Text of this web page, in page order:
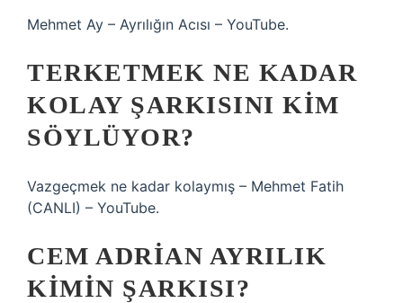
Mehmet Ay – Ayrılığın Acısı – YouTube.
TERKETMEK NE KADAR
KOLAY ŞARKISINI KIM
SÖYLÜYOR?
Vazgeçmek ne kadar kolaymış – Mehmet Fatih
(CANLI) – YouTube.
CEM ADRIAN AYRILIK
KIMIN ŞARKISI?